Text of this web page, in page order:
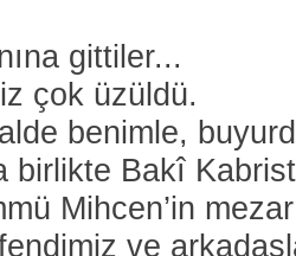
gittiler...
çok üzüldü.
benimle,
birlikte Bakî
Mihcen’in
ve